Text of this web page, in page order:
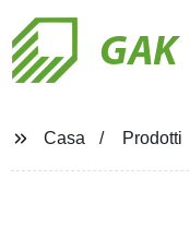
GAK
Casa Prodotti